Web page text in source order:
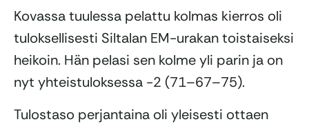
Kovassa tuulessa pelattu kolmas kierros oli
tuloksellisesti Siltalan EM-urakan toistaiseksi
heikoin. Hän pelasi sen kolme yli parin ja on
nyt yhteistuloksessa -2 (71–67–75).
Tulostaso perjantaina oli yleisesti ottaen